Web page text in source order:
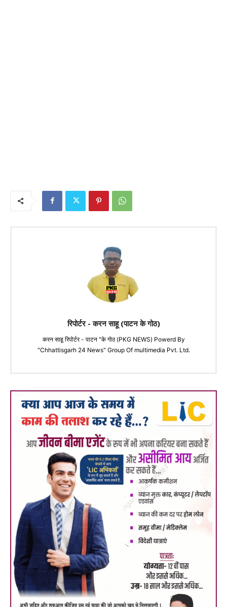
रिपोर्टर - करन साहू (पाटन के गोठ)
करन साहू रिपोर्टर - पाटन "के गोठ (PKG NEWS) Powerd By
"Chhattisgarh 24 News" Group Of multimedia Pvt. Ltd.